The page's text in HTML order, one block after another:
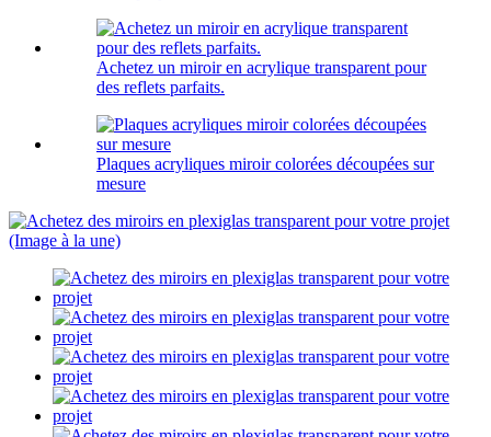
Achetez un miroir en acrylique transparent pour
des reflets parfaits.
Plaques acryliques miroir colorées découpées sur
mesure